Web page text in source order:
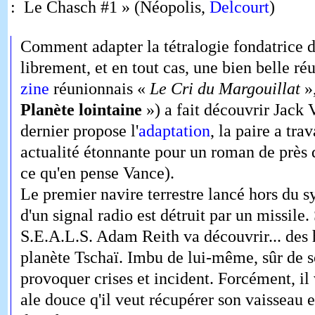
: Le Chasch #1 » (Néopolis, Delcourt)
Comment adapter la tétralogie fondatrice
librement, et en tout cas, une bien belle
zine réunionnais «Le Cri du Margouillat
Planète lointaine ») a fait découvrir Jack
dernier propose l'adaptation, la paire a
actualité étonnante pour un roman de près
ce qu'en pense Vance).
Le premier navire terrestre lancé hors du
d'un signal radio est détruit par un
S.E.A.L.S. Adam Reith va découvrir...
planète Tschaï. Imbu de lui-même, sûr de
provoquer crises et incident.
ale douce q'il veut récupérer son vaisseau